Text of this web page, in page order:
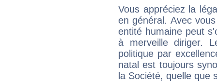
Vous appréciez la
en général. Avec
entité humaine peut
à merveille diriger.
politique par
natal est toujours
la Société, quelle que